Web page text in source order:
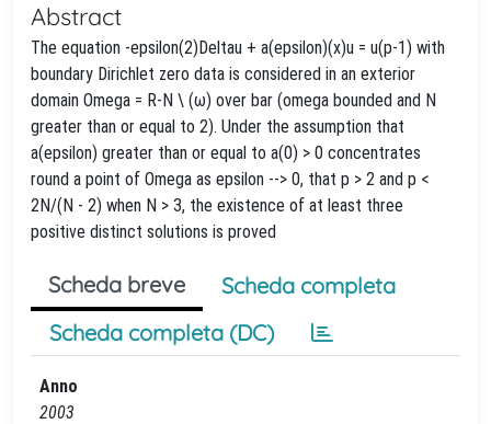
Abstract
The equation -epsilon(2)Deltau + a(epsilon)(x)u = u(p-1) with
boundary Dirichlet zero data is considered in an exterior
domain Omega = R-N \ (ω) over bar (omega bounded and N
greater than or equal to 2). Under the assumption that
a(epsilon) greater than or equal to a(0) > 0 concentrates
round a point of Omega as epsilon --> 0, that p > 2 and p <
2N/(N - 2) when N > 3, the existence of at least three
positive distinct solutions is proved
Scheda breve
Scheda completa
Scheda completa (DC)
Anno
2003